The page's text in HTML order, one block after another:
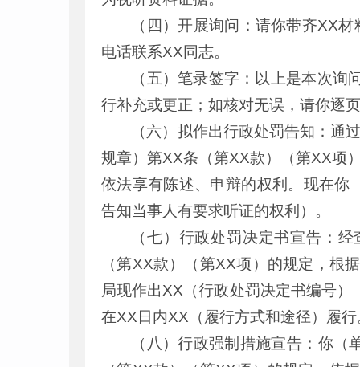
（四）开展询问：请你带齐XX
电话联系XX同志。
（五）笔录签字：以上是本次
行补充或更正；如核对无误，请你逐
（六）拟作出行政处罚告知：
规章）第XX条（第XX款）（第XX项
依法享有陈述、申辩的权利。现在你
告知当事人有要求听证的权利）。
（七）行政处罚决定书宣告：
（第XX款）（第XX项）的规定，根
局现作出XX（行政处罚决定书编号
在XX日内XX（履行方式和途径）履行
（八）行政强制措施宣告：你